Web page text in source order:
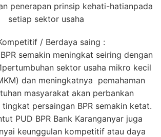
penerapan prinsip kehati-hatianpada
setiap sektor usaha
/ Berdaya saing :
semakin meningkat seiring dengan
sektor usaha mikro kecil
dan meningkatnya pemahaman
masyarakat akan perbankan
persaingan BPR semakin ketat.
PUD BPR Bank Karanganyar juga
keunggulan kompetitif atau daya